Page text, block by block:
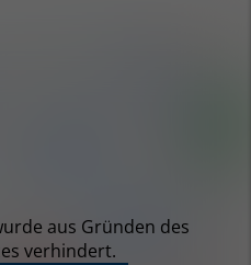
aus Gründen des
verhindert.